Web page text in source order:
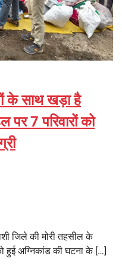
के साथ खड़ा है
पर 7 परिवारों को
जिले की मोरी तहसील के
हुई अग्निकांड की घटना के […]